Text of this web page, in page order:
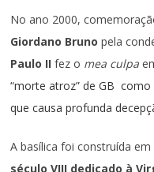
No ano 2000,
Giordano Bruno pela
Paulo IIfez o mea culpa
“morte atroz” de GB como
que causa profunda
A basílica foi construída
século VIII dedicado à